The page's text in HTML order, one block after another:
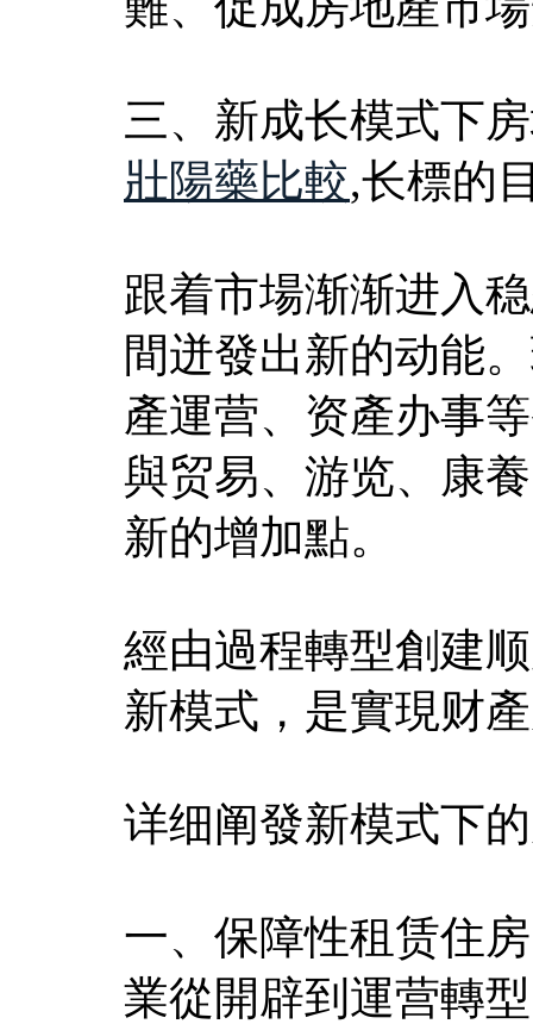
三、新成长模式下
壯陽藥比較,长標的
跟着市場渐渐进入
間迸發出新的动能
產運营、资產办事
與贸易、游览、康
新的增加點。
經由過程轉型創建
新模式，是實現财
详细阐發新模式下
一、保障性租赁住
業從開辟到運营轉型